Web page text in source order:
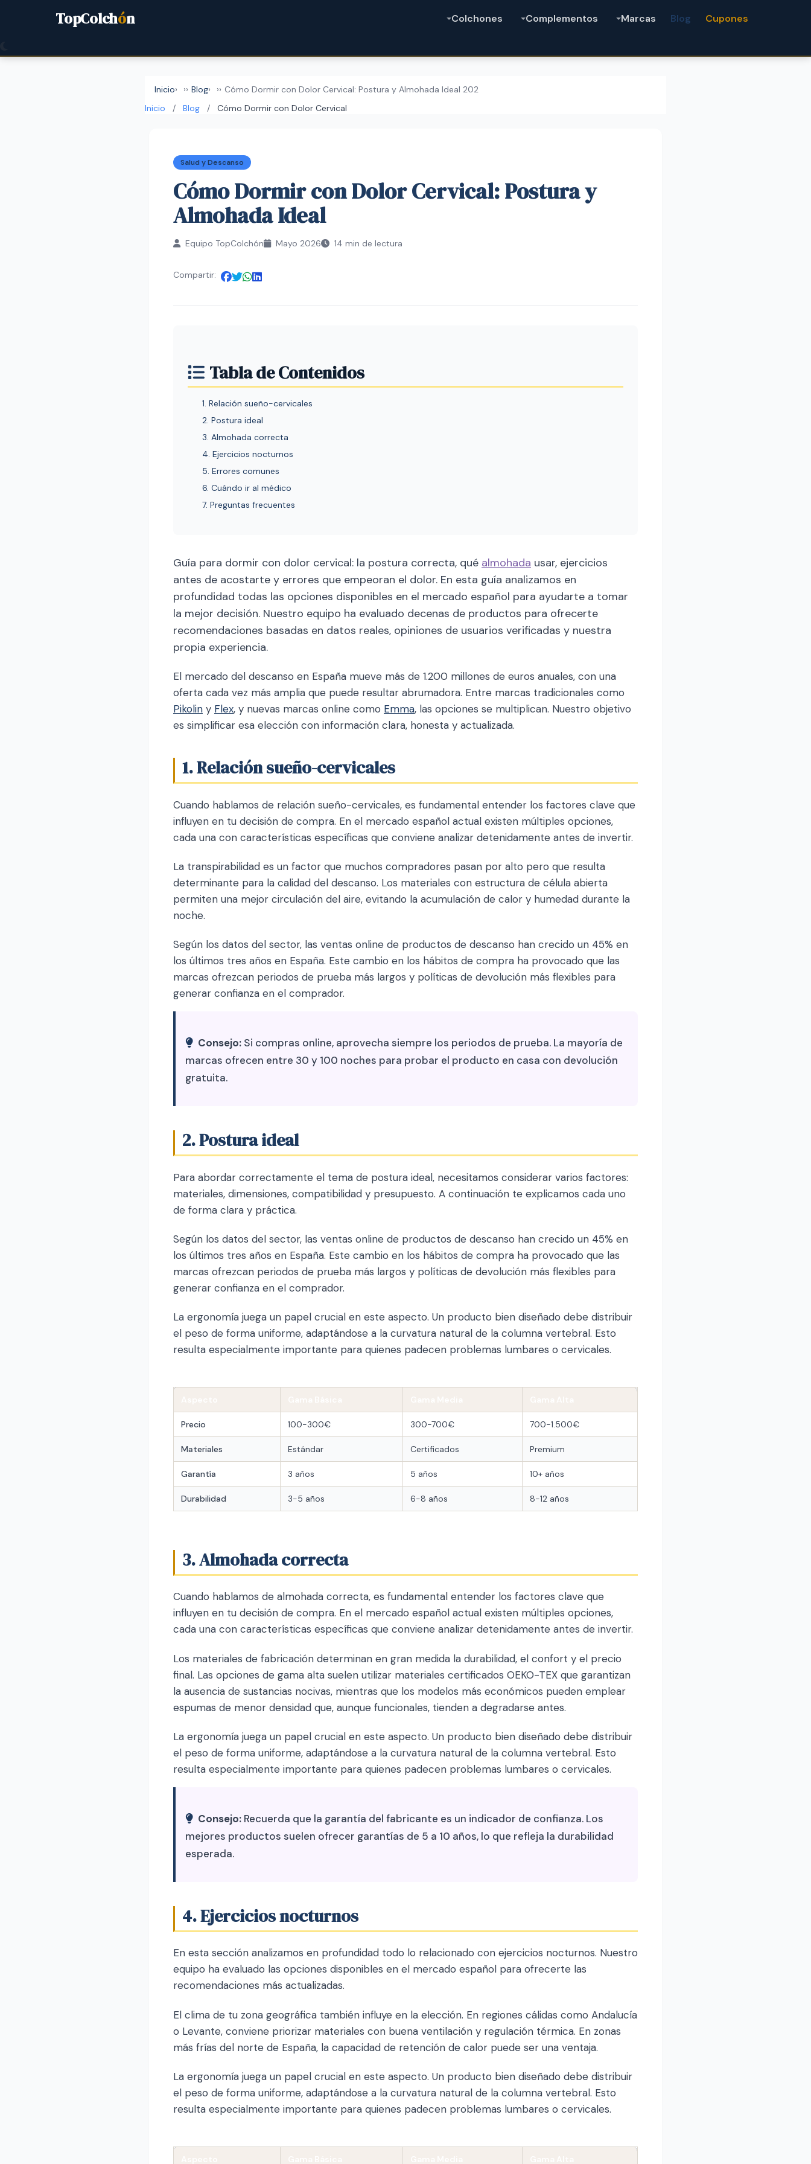
TopColchón Colchones Complementos Marcas Blog Cupones
Inicio › Blog ›
Cómo Dormir con Dolor Cervical: Postura y Almohada Ideal 202
Inicio
/ Blog / Cómo Dormir con Dolor Cervical
Salud y Descanso
Cómo Dormir con Dolor Cervical: Postura y
Almohada Ideal
Equipo TopColchón Mayo 2026 14 min de lectura
Compartir:
Tabla de Contenidos
1. Relación sueño-cervicales
2. Postura ideal
3. Almohada correcta
4. Ejercicios nocturnos
5. Errores comunes
6. Cuándo ir al médico
7. Preguntas frecuentes
Guía para dormir con dolor cervical: la postura correcta, qué almohada usar, ejercicios
antes de acostarte y errores que empeoran el dolor. En esta guía analizamos en
profundidad todas las opciones disponibles en el mercado español para ayudarte a tomar
la mejor decisión. Nuestro equipo ha evaluado decenas de productos para ofrecerte
recomendaciones basadas en datos reales, opiniones de usuarios verificadas y nuestra
propia experiencia.
El mercado del descanso en España mueve más de 1.200 millones de euros anuales, con una
oferta cada vez más amplia que puede resultar abrumadora. Entre marcas tradicionales como
Pikolin y Flex, y nuevas marcas online como Emma, las opciones se multiplican. Nuestro objetivo
es simplificar esa elección con información clara, honesta y actualizada.
1. Relación sueño-cervicales
Cuando hablamos de relación sueño-cervicales, es fundamental entender los factores clave que
influyen en tu decisión de compra. En el mercado español actual existen múltiples opciones,
cada una con características específicas que conviene analizar detenidamente antes de invertir.
La transpirabilidad es un factor que muchos compradores pasan por alto pero que resulta
determinante para la calidad del descanso. Los materiales con estructura de célula abierta
permiten una mejor circulación del aire, evitando la acumulación de calor y humedad durante la
noche.
Según los datos del sector, las ventas online de productos de descanso han crecido un 45% en
los últimos tres años en España. Este cambio en los hábitos de compra ha provocado que las
marcas ofrezcan periodos de prueba más largos y políticas de devolución más flexibles para
generar confianza en el comprador.
Consejo: Si compras online, aprovecha siempre los periodos de prueba. La mayoría de
marcas ofrecen entre 30 y 100 noches para probar el producto en casa con devolución
gratuita.
2. Postura ideal
Para abordar correctamente el tema de postura ideal, necesitamos considerar varios factores:
materiales, dimensiones, compatibilidad y presupuesto. A continuación te explicamos cada uno
de forma clara y práctica.
Según los datos del sector, las ventas online de productos de descanso han crecido un 45% en
los últimos tres años en España. Este cambio en los hábitos de compra ha provocado que las
marcas ofrezcan periodos de prueba más largos y políticas de devolución más flexibles para
generar confianza en el comprador.
La ergonomía juega un papel crucial en este aspecto. Un producto bien diseñado debe distribuir
el peso de forma uniforme, adaptándose a la curvatura natural de la columna vertebral. Esto
resulta especialmente importante para quienes padecen problemas lumbares o cervicales.
Precio 100-300€ 300-700€ 700-1.500€
Materiales Estándar Certificados Premium
Garantía 3 años 5 años 10+ años
Durabilidad 3-5 años 6-8 años 8-12 años
3. Almohada correcta
Cuando hablamos de almohada correcta, es fundamental entender los factores clave que
influyen en tu decisión de compra. En el mercado español actual existen múltiples opciones,
cada una con características específicas que conviene analizar detenidamente antes de invertir.
Los materiales de fabricación determinan en gran medida la durabilidad, el confort y el precio
final. Las opciones de gama alta suelen utilizar materiales certificados OEKO-TEX que garantizan
la ausencia de sustancias nocivas, mientras que los modelos más económicos pueden emplear
espumas de menor densidad que, aunque funcionales, tienden a degradarse antes.
La ergonomía juega un papel crucial en este aspecto. Un producto bien diseñado debe distribuir
el peso de forma uniforme, adaptándose a la curvatura natural de la columna vertebral. Esto
resulta especialmente importante para quienes padecen problemas lumbares o cervicales.
Consejo: Recuerda que la garantía del fabricante es un indicador de confianza. Los
mejores productos suelen ofrecer garantías de 5 a 10 años, lo que refleja la durabilidad
esperada.
4. Ejercicios nocturnos
En esta sección analizamos en profundidad todo lo relacionado con ejercicios nocturnos. Nuestro
equipo ha evaluado las opciones disponibles en el mercado español para ofrecerte las
recomendaciones más actualizadas.
El clima de tu zona geográfica también influye en la elección. En regiones cálidas como Andalucía
o Levante, conviene priorizar materiales con buena ventilación y regulación térmica. En zonas
más frías del norte de España, la capacidad de retención de calor puede ser una ventaja.
La ergonomía juega un papel crucial en este aspecto. Un producto bien diseñado debe distribuir
el peso de forma uniforme, adaptándose a la curvatura natural de la columna vertebral. Esto
resulta especialmente importante para quienes padecen problemas lumbares o cervicales.